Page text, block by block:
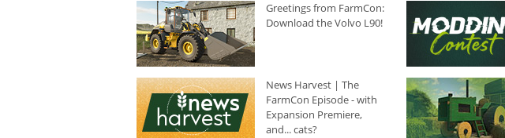
Greetings from FarmCon:
Download the Volvo L90!
News Harvest | The
FarmCon Episode - with
Expansion Premiere,
and... cats?